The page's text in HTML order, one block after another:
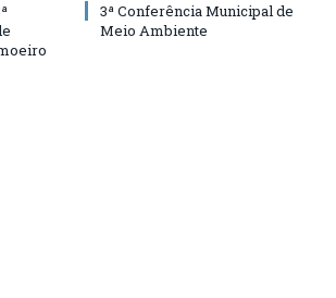
3ª Conferência Municipal de
Meio Ambiente